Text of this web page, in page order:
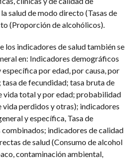
salud de modo directo (Tasas de
(Proporción de alcohólicos).
los indicadores de salud también se
en: Indicadores demográficos
por edad, por causa, por
de fecundidad; tasa bruta de
vida total y por edad; probabilidad
vida perdidos y otras); indicadores
y específica, Tasa de
indicadores de calidad
de salud (Consumo de alcohol
contaminación ambiental,